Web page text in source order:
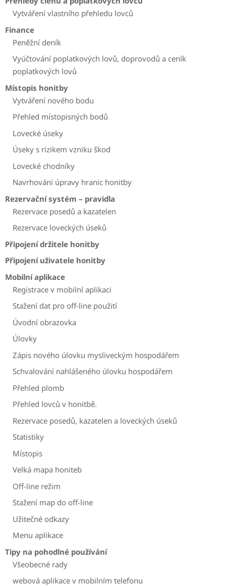
Vytváření vlastního přehledu lovců
Finance
Peněžní deník
Vyúčtování poplatkových lovů, doprovodů a ceník
poplatkových lovů
Místopis honitby
Vytváření nového bodu
Přehled místopisných bodů
Lovecké úseky
Úseky s rizikem vzniku škod
Lovecké chodníky
Navrhování úpravy hranic honitby
Rezervační systém – pravidla
Rezervace posedů a kazatelen
Rezervace loveckých úseků
Připojení držitele honitby
Připojení uživatele honitby
Mobilní aplikace
Registrace v mobilní aplikaci
Stažení dat pro off-line použití
Úvodní obrazovka
Úlovky
Zápis nového úlovku mysliveckým hospodářem
Schvalování nahlášeného úlovku hospodářem
Přehled plomb
Přehled lovců v honitbě.
Rezervace posedů, kazatelen a loveckých úseků
Statistiky
Místopis
Velká mapa honiteb
Off-line režim
Stažení map do off-line
Užitečné odkazy
Menu aplikace
Tipy na pohodlné používání
Všeobecné rady
webová aplikace v mobilním telefonu